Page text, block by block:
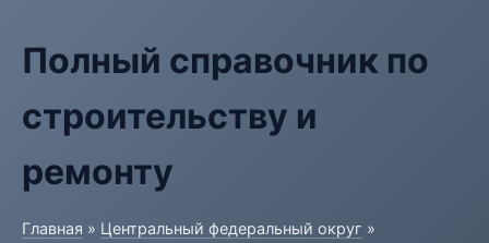
Полный справочник по
строительству и
ремонту
Главная » Центральный федеральный округ »